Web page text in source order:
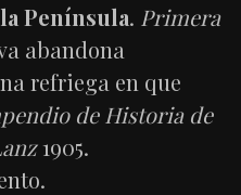
Península. Primera
abandona
refriega en que
de Historia de
1905.